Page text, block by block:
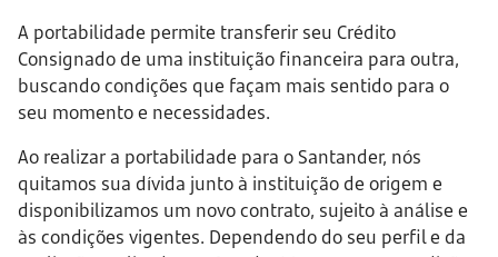
A portabilidade permite transferir seu Crédito
Consignado de uma instituição financeira para outra,
buscando condições que façam mais sentido para o
seu momento e necessidades.
Ao realizar a portabilidade para o Santander, nós
quitamos sua dívida junto à instituição de origem e
disponibilizamos um novo contrato, sujeito à análise e
às condições vigentes. Dependendo do seu perfil e da